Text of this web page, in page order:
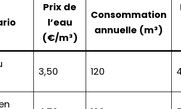
Prix de
l’eau
(€/m³)
Consommation
annuelle (m³)
3,50 120